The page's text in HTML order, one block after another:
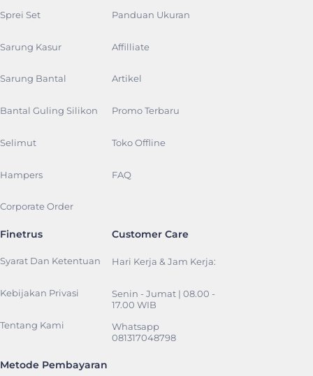
Sprei Set
Sarung Kasur
Sarung Bantal
Bantal Guling Silikon
Selimut
Hampers
Corporate Order
Panduan Ukuran
Affilliate
Artikel
Promo Terbaru
Toko Offline
FAQ
Finetrus
Syarat Dan Ketentuan
Kebijakan Privasi
Tentang Kami
Customer Care
Hari Kerja & Jam Kerja:
Senin - Jumat | 08.00 -
17.00 WIB
Whatsapp
081317048798
Metode Pembayaran